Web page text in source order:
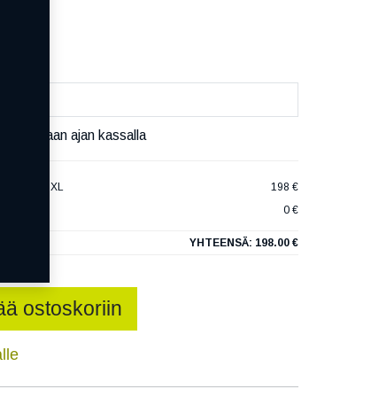
ajan kassalla
LM005 XL
198 €
0 €
YHTEENSÄ: 198.00 €
ostoskoriin